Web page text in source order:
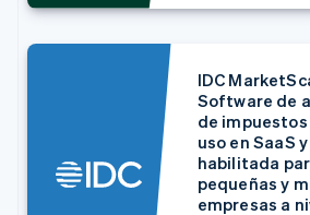
IDC
Software de
de
uso en SaaS
habilitada
pequeñas y
empresas a
NederlandsFrançaisDeutschEnglish
English
Français
China continental
简体中文English